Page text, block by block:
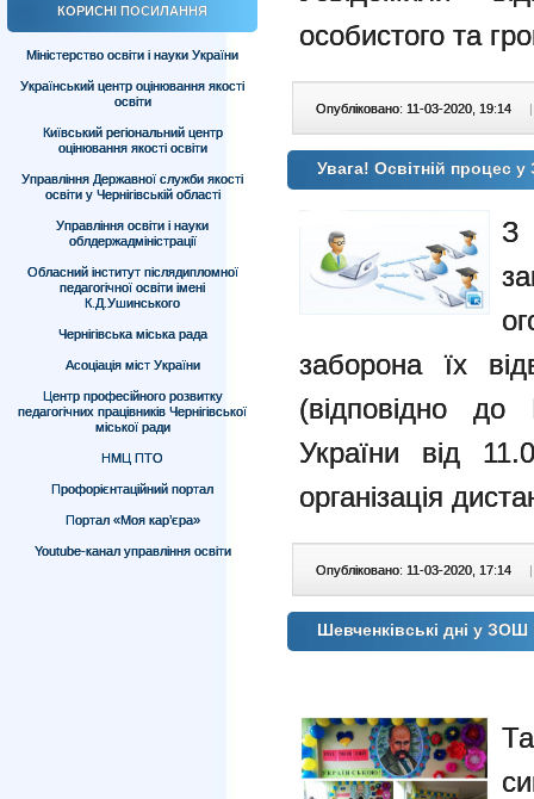
КОРИСНІ ПОСИЛАННЯ
Міністерство освіти і науки України
Український центр оцінювання якості
освіти
Київський регіональний центр
оцінювання якості освіти
Управління Державної служби якості
освіти у Чернігівській області
Управління освіти і науки
облдержадміністрації
Обласний інститут післядипломної
педагогічної освіти імені
К.Д.Ушинського
Чернігівська міська рада
Асоціація міст України
Центр професійного розвитку
педагогічних працівників Чернігівської
міської ради
НМЦ ПТО
Профорієнтаційний портал
Портал «Моя кар’єра»
Youtube-канал управління освіти
особистого та
Опубліковано: 11-03-2020, 19:14 |
Увага! Освітній процес
З
заборона їх
(відповідно до
України від
організація
Опубліковано: 11-03-2020, 17:14 |
Шевченківські дні у